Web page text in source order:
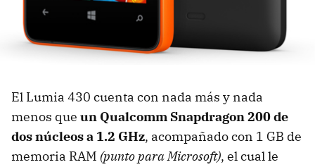
El Lumia 430 cuenta con nada más y nada
menos que un Qualcomm Snapdragon 200 de
dos núcleos a 1.2 GHz, acompañado con 1 GB de
memoria RAM (punto para Microsoft), el cual le